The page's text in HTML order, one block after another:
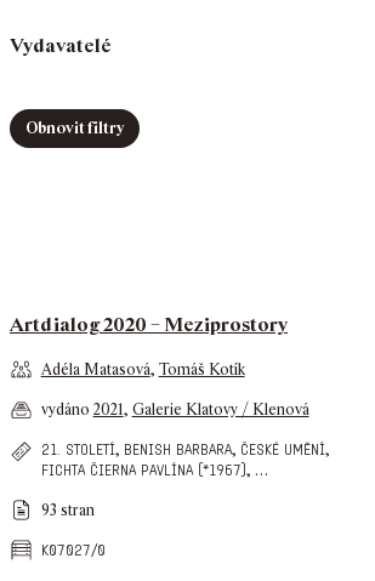
Vydavatelé
Obnovit filtry
Artdialog 2020 – Meziprostory
Adéla Matasová, Tomáš Kotík
vydáno 2021, Galerie Klatovy / Klenová
21. století, benish barbara, české umění,
fichta čierna pavlína (*1967), …
93 stran
k07027/0